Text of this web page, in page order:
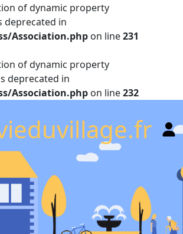
of dynamic property
deprecated in
Association.php on line231
of dynamic property
deprecated in
Association.php on line232